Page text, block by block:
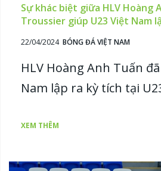
Sự khác biệt giữa HLV Hoàng
Troussier giúp U23 Việt Nam
22/04/2024 BÓNG ĐÁ VIỆT NAM
HLV Hoàng Anh Tuấn
Nam lập ra kỳ tích tại
XEM THÊM